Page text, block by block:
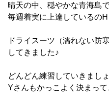
晴天の中、穏やかな青海島
毎週着実に上達しているのH
ドライスーツ（濡れない防
してきました♪
どんどん練習していきまし
Yさんもかっこよく決まって